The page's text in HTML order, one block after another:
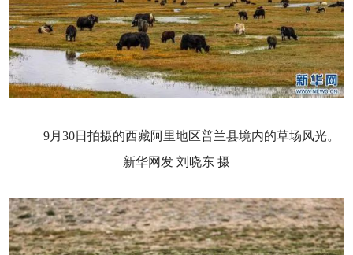
9月30日拍摄的西藏阿里地区普兰县境内的草场风光。
新华网发 刘晓东 摄